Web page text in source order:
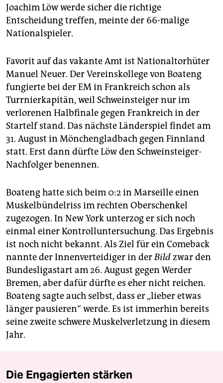
Joachim Löw werde sicher die richtige
Entscheidung treffen, meinte der 66-malige
Nationalspieler.
Favorit auf das vakante Amt ist Nationaltorhüter
Manuel Neuer. Der Vereinskollege von Boateng
fungierte bei der EM in Frankreich schon als
Turrnierkapitän, weil Schweinsteiger nur im
verlorenen Halbfinale gegen Frankreich in der
Startelf stand. Das nächste Länderspiel findet am
31. August in Mönchengladbach gegen Finnland
statt. Erst dann dürfte Löw den Schweinsteiger-
Nachfolger benennen.
Boateng hatte sich beim 0:2 in Marseille einen
Muskelbündelriss im rechten Oberschenkel
zugezogen. In New York unterzog er sich noch
einmal einer Kontrolluntersuchung. Das Ergebnis
ist noch nicht bekannt. Als Ziel für ein Comeback
nannte der Innenverteidiger in derBildzwar den
Bundesligastart am 26. August gegen Werder
Bremen, aber dafür dürfte es eher nicht reichen.
Boateng sagte auch selbst, dass er „lieber etwas
länger pausieren“ werde. Es ist immerhin bereits
seine zweite schwere Muskelverletzung in diesem
Jahr.
Die Engagierten stärken